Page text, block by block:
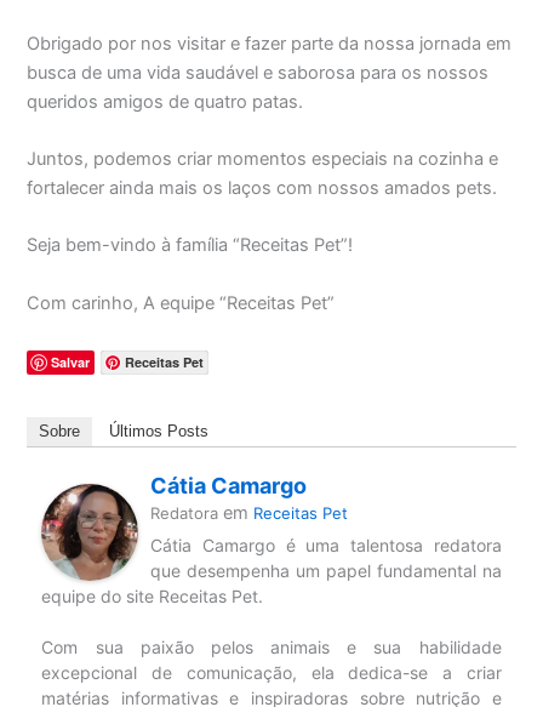
Obrigado por nos visitar e fazer parte da nossa jornada em
busca de uma vida saudável e saborosa para os nossos
queridos amigos de quatro patas.
Juntos, podemos criar momentos especiais na cozinha e
fortalecer ainda mais os laços com nossos amados pets.
Seja bem-vindo à família “Receitas Pet”!
Com carinho, A equipe “Receitas Pet”
Salvar Receitas Pet
Sobre Últimos Posts
Cátia Camargo
Redatora em Receitas Pet
Cátia Camargo é uma talentosa redatora
que desempenha um papel fundamental na
equipe do site Receitas Pet.
Com sua paixão pelos animais e sua habilidade
excepcional de comunicação, ela dedica-se a criar
matérias informativas e inspiradoras sobre nutrição e